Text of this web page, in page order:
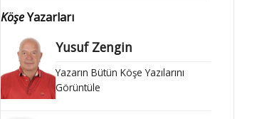
KöşeYazarları
Yusuf Zengin
Yazarın Bütün Köşe Yazılarını
Görüntüle